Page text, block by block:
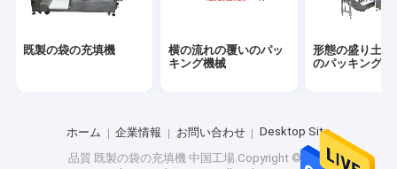
既製の袋の充填機
横の流れの覆いのパッ
キング機械
形態の盛り土の
のパッキング機
ホーム 企業情報 お問い合わせ Desktop Site
品質 既製の袋の充填機 中国工場.Copyright © 2026